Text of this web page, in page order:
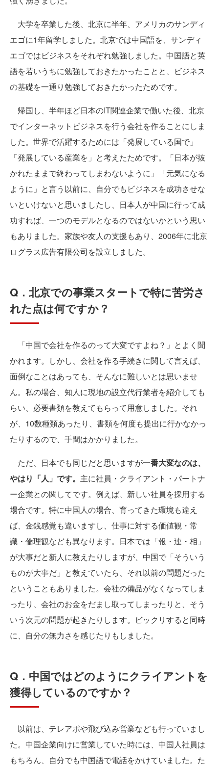
大学を卒業した後、北京に半年、アメリカのサンディ
エゴに1年留学しました。北京では中国語を、サンディ
エゴではビジネスをそれぞれ勉強しました。中国語と英
語を若いうちに勉強しておきたかったことと、ビジネス
の基礎を一通り勉強しておきたかったためです。
帰国し、半年ほど日本のIT関連企業で働いた後、北京
でインターネットビジネスを行う会社を作ることにしま
した。世界で活躍するためには「発展している国で」
「発展している産業を」と考えたためです。「日本が抜
かれたままで終わってしまわないように」「元気になる
ように」と言う以前に、自分でもビジネスを成功させな
いといけないと思いましたし、日本人が中国に行って成
功すれば、一つのモデルとなるのではないかという思い
もありました。家族や友人の支援もあり、2006年に北京
ログラス広告有限公司を設立しました。
Q．北京での事業スタートで特に苦労さ
れた点は何ですか？
「中国で会社を作るのって大変ですよね？」とよく聞
かれます。しかし、会社を作る手続きに関して言えば、
面倒なことはあっても、そんなに難しいとは思いませ
ん。私の場合、知人に現地の設立代行業者を紹介しても
らい、必要書類を教えてもらって用意しました。それ
が、10数種類あったり、書類を何度も提出に行かなかっ
たりするので、手間はかかりました。
ただ、日本でも同じだと思いますが一番大変なのは、
やはり「人」です。 主に社員・クライアント・パートナ
ー企業との関してです。例えば、新しい社員を採用する
場合です。特に中国人の場合、育ってきた環境も違え
ば、金銭感覚も違いますし、仕事に対する価値観・常
識・倫理観なども異なります。日本では「報・連・相」
が大事だと新人に教えたりしますが、中国で「そういう
ものが大事だ」と教えていたら、それ以前の問題だった
ということもありました。会社の備品がなくなってしま
ったり、会社のお金をだまし取ってしまったりと、そう
いう次元の問題が起きたりします。ビックリすると同時
に、自分の無力さを感じたりもしました。
Q．中国ではどのようにクライアントを
獲得しているのですか？
以前は、テレアポや飛び込み営業なども行っていまし
た。中国企業向けに営業していた時には、中国人社員は
もちろん、自分でも中国語で電話をかけていました。た